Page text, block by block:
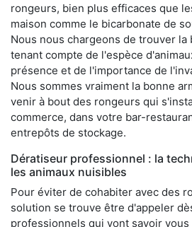
rongeurs, bien plus efficaces que
maison comme le bicarbonate de
Nous nous chargeons de trouver la
tenant compte de l'espèce
présence et de l'importance de
Nous sommes vraiment la bonne
venir à bout des rongeurs qui
commerce, dans votre bar-
entrepôts de stockage.
Dératiseur professionnel : la
les animaux nuisibles
Pour éviter de cohabiter avec des
solution se trouve être d'appeler
professionnels qui vont savoir vous